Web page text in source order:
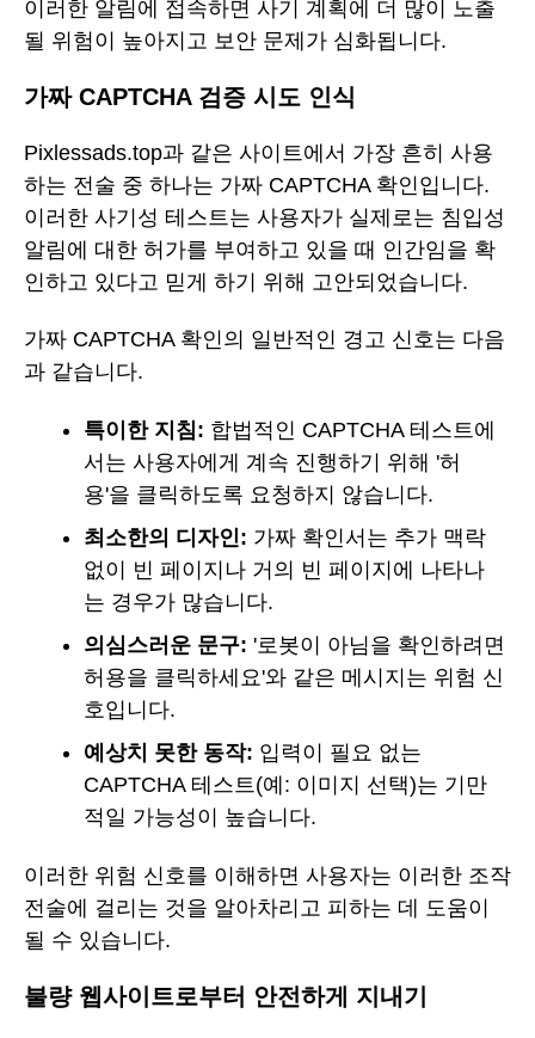
이러한 알림에 접속하면 사기 계획에 더 많이 노출
될 위험이 높아지고 보안 문제가 심화됩니다.
가짜 CAPTCHA 검증 시도 인식
Pixlessads.top과 같은 사이트에서 가장 흔히 사용
하는 전술 중 하나는 가짜 CAPTCHA 확인입니다.
이러한 사기성 테스트는 사용자가 실제로는 침입성
알림에 대한 허가를 부여하고 있을 때 인간임을 확
인하고 있다고 믿게 하기 위해 고안되었습니다.
가짜 CAPTCHA 확인의 일반적인 경고 신호는 다음
과 같습니다.
특이한 지침: 합법적인 CAPTCHA 테스트에
서는 사용자에게 계속 진행하기 위해 '허
용'을 클릭하도록 요청하지 않습니다.
최소한의 디자인: 가짜 확인서는 추가 맥락
없이 빈 페이지나 거의 빈 페이지에 나타나
는 경우가 많습니다.
의심스러운 문구: '로봇이 아님을 확인하려면
허용을 클릭하세요'와 같은 메시지는 위험 신
호입니다.
예상치 못한 동작: 입력이 필요 없는
CAPTCHA 테스트(예: 이미지 선택)는 기만
적일 가능성이 높습니다.
이러한 위험 신호를 이해하면 사용자는 이러한 조작
전술에 걸리는 것을 알아차리고 피하는 데 도움이
될 수 있습니다.
불량 웹사이트로부터 안전하게 지내기